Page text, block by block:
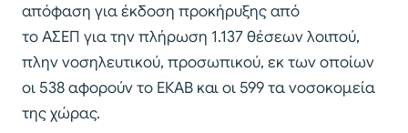
απόφαση για έκδοση προκήρυξης από
το ΑΣΕΠ για την πλήρωση 1.137 θέσεων λοιπού,
πλην νοσηλευτικού, προσωπικού, εκ των οποίων
οι 538 αφορούν το ΕΚΑΒ και οι 599 τα νοσοκομεία
της χώρας.